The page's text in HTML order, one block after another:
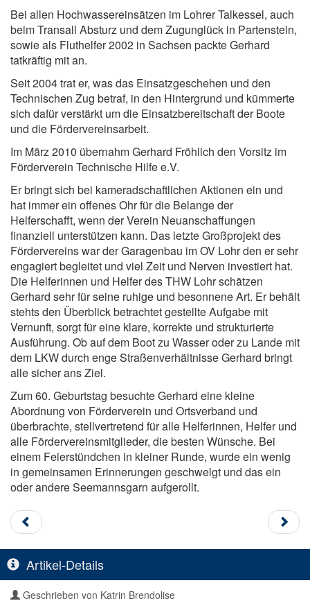
Bei allen Hochwassereinsätzen im Lohrer Talkessel, auch
beim Transall Absturz und dem Zugunglück in Partenstein,
sowie als Fluthelfer 2002 in Sachsen packte Gerhard
tatkräftig mit an.
Seit 2004 trat er, was das Einsatzgeschehen und den
Technischen Zug betraf, in den Hintergrund und kümmerte
sich dafür verstärkt um die Einsatzbereitschaft der Boote
und die Fördervereinsarbeit.
Im März 2010 übernahm Gerhard Fröhlich den Vorsitz im
Förderverein Technische Hilfe e.V.
Er bringt sich bei kameradschaftlichen Aktionen ein und
hat immer ein offenes Ohr für die Belange der
Helferschafft, wenn der Verein Neuanschaffungen
finanziell unterstützen kann. Das letzte Großprojekt des
Fördervereins war der Garagenbau im OV Lohr den er sehr
engagiert begleitet und viel Zeit und Nerven investiert hat.
Die Helferinnen und Helfer des THW Lohr schätzen
Gerhard sehr für seine ruhige und besonnene Art. Er behält
stehts den Überblick betrachtet gestellte Aufgabe mit
Vernunft, sorgt für eine klare, korrekte und strukturierte
Ausführung. Ob auf dem Boot zu Wasser oder zu Lande mit
dem LKW durch enge Straßenverhältnisse Gerhard bringt
alle sicher ans Ziel.
Zum 60. Geburtstag besuchte Gerhard eine kleine
Abordnung von Förderverein und Ortsverband und
überbrachte, stellvertretend für alle Helferinnen, Helfer und
alle Fördervereinsmitglieder, die besten Wünsche. Bei
einem Feierstündchen in kleiner Runde, wurde ein wenig
in gemeinsamen Erinnerungen geschwelgt und das ein
oder andere Seemannsgarn aufgerollt.
Artikel-Details
Geschrieben von Katrin Brendolise